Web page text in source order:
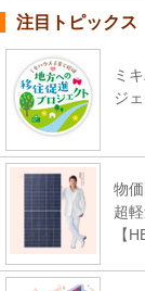
注目トピックス
ミ
ジェ
物
超
【